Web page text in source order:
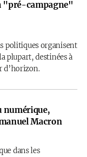
"pré-campagne"
politiques organisent
plupart, destinées à
d’horizon.
numérique,
Macron
dans les